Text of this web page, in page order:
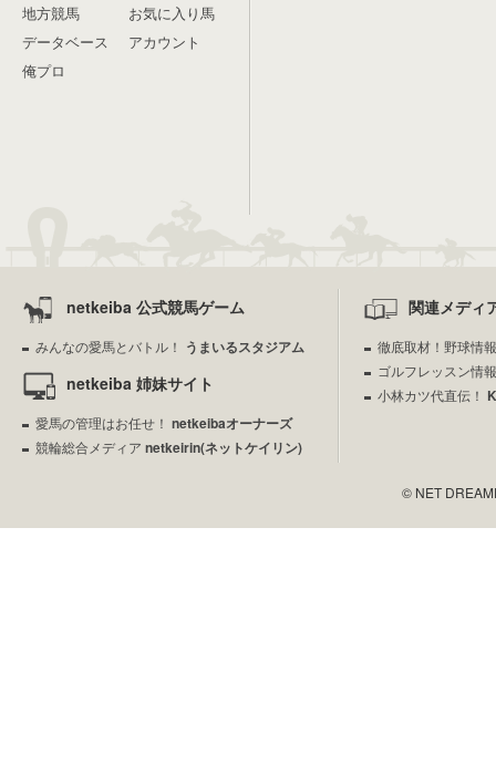
地方競馬
データベース
俺プロ
お気に入り馬
アカウント
netkeiba 公式競馬ゲーム
みんなの愛馬とバトル！ うまいるスタジアム
netkeiba 姉妹サイト
愛馬の管理はお任せ！ netkeibaオーナーズ
競輪総合メディア netkeirin(ネットケイリン)
関連メディ
徹底取材！野球情
ゴルフレッスン情
小林カツ代直伝！
© NET